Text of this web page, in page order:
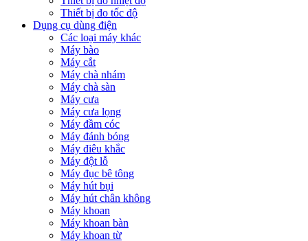
Thiết bị đo tốc độ
Dụng cụ dùng điện
Các loại máy khác
Máy bào
Máy cắt
Máy chà nhám
Máy chà sàn
Máy cưa
Máy cưa lọng
Máy đầm cóc
Máy đánh bóng
Máy điêu khắc
Máy đột lỗ
Máy đục bê tông
Máy hút bụi
Máy hút chân không
Máy khoan
Máy khoan bàn
Máy khoan từ